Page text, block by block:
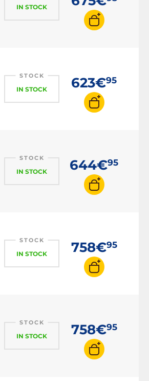
IN STOCK
STOCK
IN STOCK 623€95
STOCK
IN STOCK 644€95
STOCK
IN STOCK 758€95
STOCK
IN STOCK 758€95